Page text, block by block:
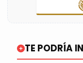
TE PODRÍA